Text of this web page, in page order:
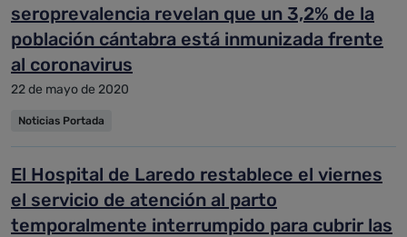
seroprevalencia revelan que un 3,2% de la
población cántabra está inmunizada frente
al coronavirus
22 de mayo de 2020
Noticias Portada
El Hospital de Laredo restablece el viernes
el servicio de atención al parto
temporalmente interrumpido para cubrir las